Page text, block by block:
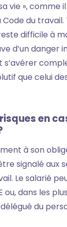
vie », comme
Code du
difficile à
d’un danger
s’avérer
que celui
en
à son
signalé aux
Le salarié
ou, dans les
du